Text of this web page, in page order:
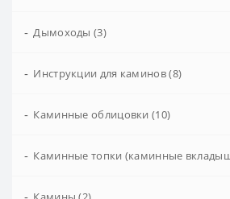
- Дымоходы (3)
- Инструкции для каминов (8)
- Каминные облицовки (10)
- Каминные топки (каминные